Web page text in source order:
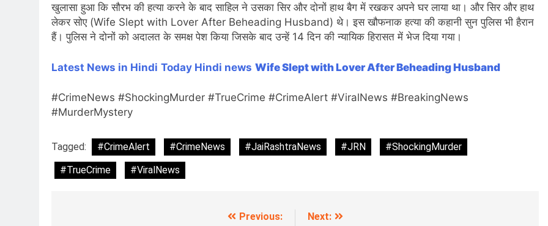
खुलासा हुआ कि सौरभ की हत्या करने के बाद साहिल ने उसका सिर और दोनों हाथ बैग में रखकर अपने घर लाया था। और सिर और हाथ
लेकर सोए (Wife Slept with Lover After Beheading Husband) थे। इस खौफनाक हत्या की कहानी सुन पुलिस भी हैरान
हैं। पुलिस ने दोनों को अदालत के समक्ष पेश किया जिसके बाद उन्हें 14 दिन की न्यायिक हिरासत में भेज दिया गया।
Latest News in Hindi Today Hindi news Wife Slept with Lover After Beheading Husband
#CrimeNews #ShockingMurder #TrueCrime #CrimeAlert #ViralNews #BreakingNews
#MurderMystery
Tagged: #CrimeAlert #CrimeNews #JaiRashtraNews #JRN
#ShockingMurder
#TrueCrime
#ViralNews
Previous:
Next: